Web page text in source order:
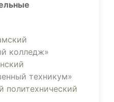
колледж»
техникум»
политехнический